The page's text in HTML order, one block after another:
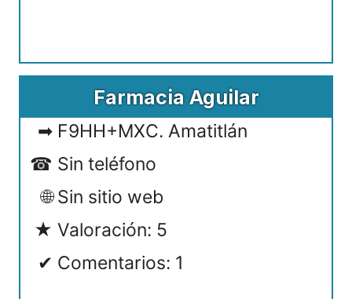
Farmacia Aguilar
F9HH+MXC. Amatitlán
Sin teléfono
Sin sitio web
Valoración: 5
Comentarios: 1